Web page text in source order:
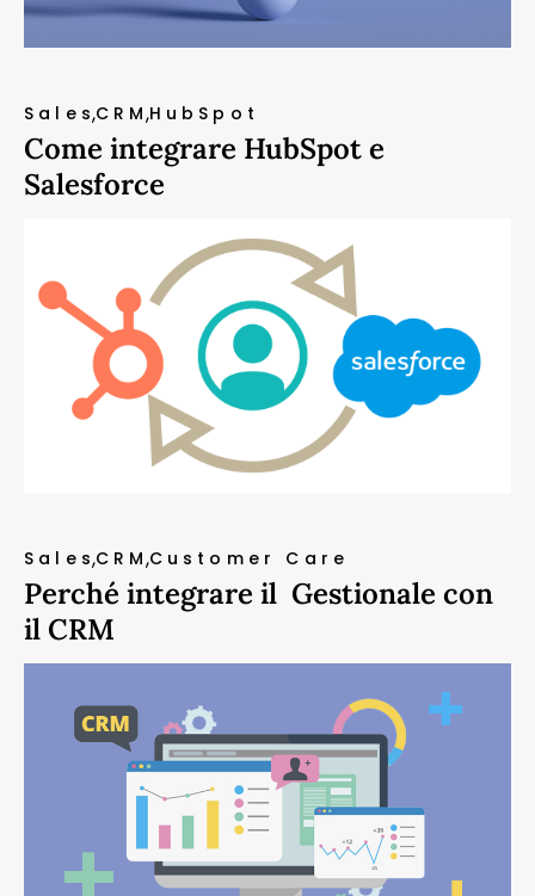
SalesCRMHubSpot
Come integrare HubSpot e
Salesforce
SalesCRMCustomer Care
Perché integrare il Gestionale con
il CRM